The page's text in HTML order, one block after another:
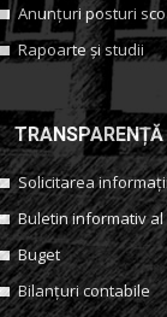
Anunțuri posturi
Rapoarte și studii
TRANSPARENȚĂ
Solicitarea
Buletin informativ
Buget
Bilanțuri contabile